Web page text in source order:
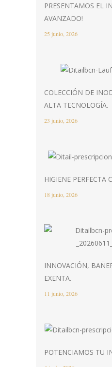
PRESENTAMOS EL
AVANZADO!
25 junio, 2026
COLECCIÓN DE
ALTA TECNOLOGÍA.
23 junio, 2026
HIGIENE PERFECTA
18 junio, 2026
INNOVACIÓN,
EXENTA.
11 junio, 2026
POTENCIAMOS TU